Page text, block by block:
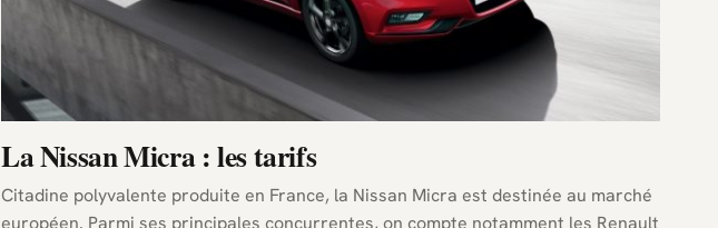
La Nissan Micra : les tarifs
Citadine polyvalente produite en France, la Nissan Micra est destinée au marché
européen. Parmi ses principales concurrentes, on compte notamment les Renault